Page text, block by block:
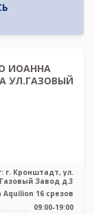
ИОАННА
УЛ.ГАЗОВЫЙ
г. Кронштадт, ул.
Газовый Завод д.3
Aquilion 16 срезов
09:00-19:00